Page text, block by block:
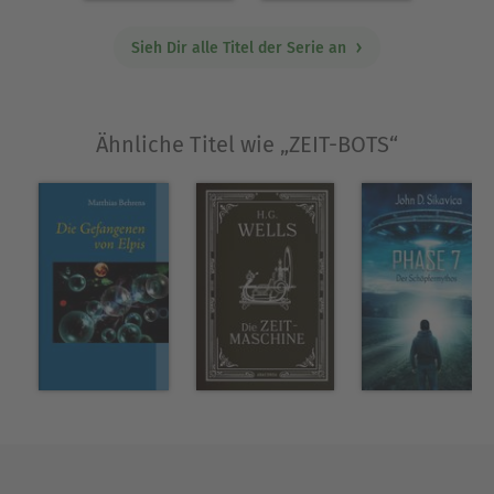
nichts unversucht, um Mikes Erfolg zu verhindern.
voller Allmikeys, die Raum und Zeit manipulieren
zwischen spektakulären Actionszenen und
absurden Begegnungen. Oh, wie ich ihn liebe,
meinen Mikey«. Gigan selbst scheint die Sache
eher nüchtern zu sehen: »Ich finde es
interessant, wie dieser winzige Westwing die
komplexen Muster der Raumzeit ausnutzen kann.
Aber am Ende des Tages ist er nur eine weitere
Trophäe, die ich mir an eine der unzähligen
Sieh Dir alle Titel der Serie an
Ähnliche Titel wie „ZEIT-BOTS“